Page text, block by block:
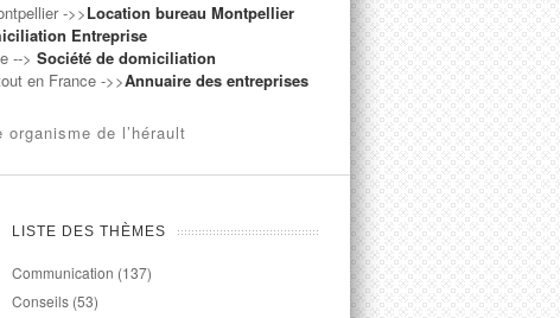
->>Location bureau Montpellier
Entreprise
--> Société de domiciliation
en France ->>Annuaire des entreprises
organisme de l’hérault
LISTE DES THÈMES
Communication (137)
Conseils (53)